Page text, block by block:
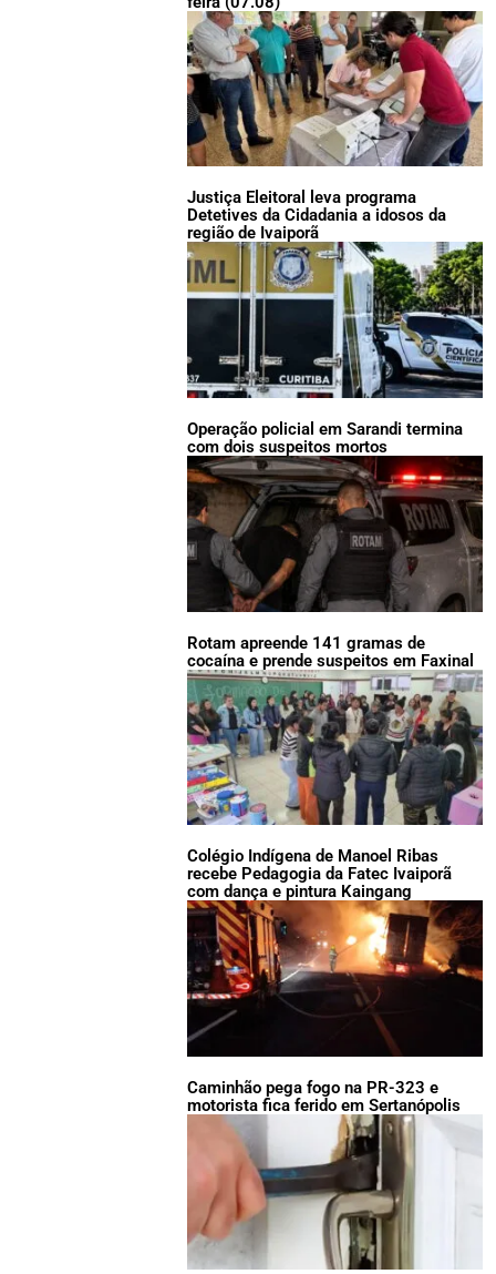
Justiça Eleitoral leva programa
Detetives da Cidadania a idosos da
região de Ivaiporã
Operação policial em Sarandi termina
com dois suspeitos mortos
Rotam apreende 141 gramas de
cocaína e prende suspeitos em Faxinal
Colégio Indígena de Manoel Ribas
recebe Pedagogia da Fatec Ivaiporã
com dança e pintura Kaingang
Caminhão pega fogo na PR-323 e
motorista fica ferido em Sertanópolis